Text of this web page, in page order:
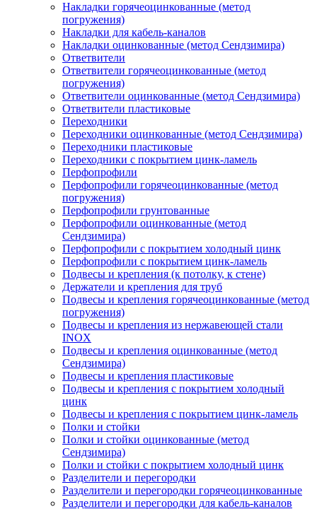
Накладки горячеоцинкованные (метод
погружения)
Накладки для кабель-каналов
Накладки оцинкованные (метод Сендзимира)
Ответвители
Ответвители горячеоцинкованные (метод
погружения)
Ответвители оцинкованные (метод Сендзимира)
Ответвители пластиковые
Переходники
Переходники оцинкованные (метод Сендзимира)
Переходники пластиковые
Переходники с покрытием цинк-ламель
Перфопрофили
Перфопрофили горячеоцинкованные (метод
погружения)
Перфопрофили грунтованные
Перфопрофили оцинкованные (метод
Сендзимира)
Перфопрофили с покрытием холодный цинк
Перфопрофили с покрытием цинк-ламель
Подвесы и крепления (к потолку, к стене)
Держатели и крепления для труб
Подвесы и крепления горячеоцинкованные (метод
погружения)
Подвесы и крепления из нержавеющей стали
INOX
Подвесы и крепления оцинкованные (метод
Сендзимира)
Подвесы и крепления пластиковые
Подвесы и крепления с покрытием холодный
цинк
Подвесы и крепления с покрытием цинк-ламель
Полки и стойки
Полки и стойки оцинкованные (метод
Сендзимира)
Полки и стойки с покрытием холодный цинк
Разделители и перегородки
Разделители и перегородки горячеоцинкованные
Разделители и перегородки для кабель-каналов